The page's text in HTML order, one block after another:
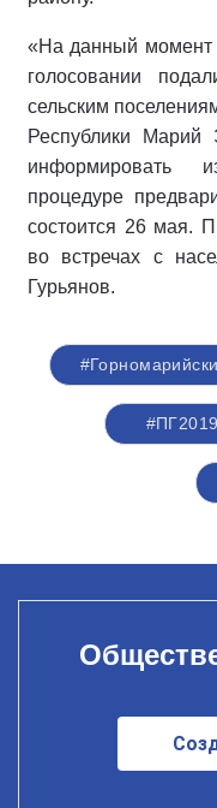
«На данный момент
голосовании
сельским
Республики
информировать
процедуре
состоится 26 мая.
во встречах с
Гурьянов.
#ПГ2019